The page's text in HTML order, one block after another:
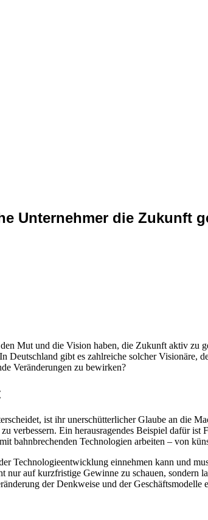
Unternehmer die Zukunft
Mut und die Vision haben, die Zukunft aktiv zu
Deutschland gibt es zahlreiche solcher
Veränderungen zu bewirken?
ist ihr unerschütterlicher Glaube an die
verbessern. Ein herausragendes Beispiel dafür
bahnbrechenden Technologien arbeiten – von
Technologieentwicklung einnehmen kann und
auf kurzfristige Gewinne zu schauen, sondern
der Denkweise und der Geschäftsmodelle